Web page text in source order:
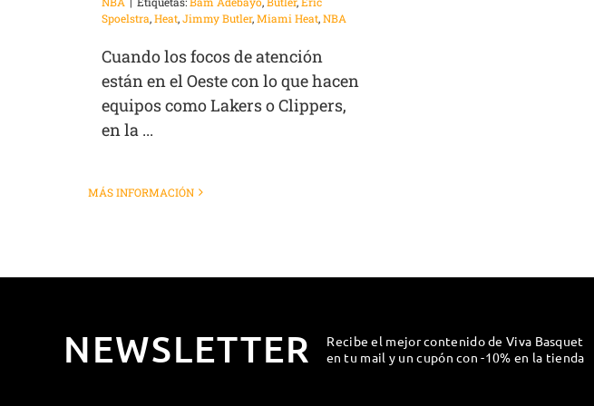
Spoelstra,Heat,Jimmy Butler,Miami Heat,NBA
Cuando los focos de atención
están en el Oeste con lo que hacen
equipos como Lakers o Clippers,
en la ...
MÁS INFORMACIÓN
NEWSLETTER
Recibe el mejor contenido de Viva Basquet
en tu mail y un cupón con -10% en la tienda